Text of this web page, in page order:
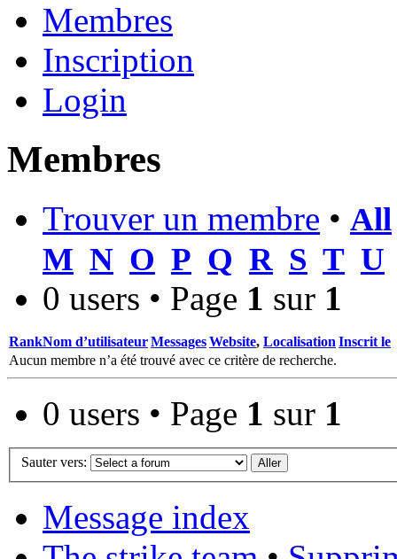
Membres
Inscription
Login
Membres
Trouver un membre • All
M N O P Q R S T U
0 users • Page 1 sur 1
RankNom d’utilisateurMessagesWebsite, Localisation Inscrit le
Aucun membre n’a été trouvé avec ce critère de recherche.
0 users • Page 1 sur 1
Sauter vers:
Message index